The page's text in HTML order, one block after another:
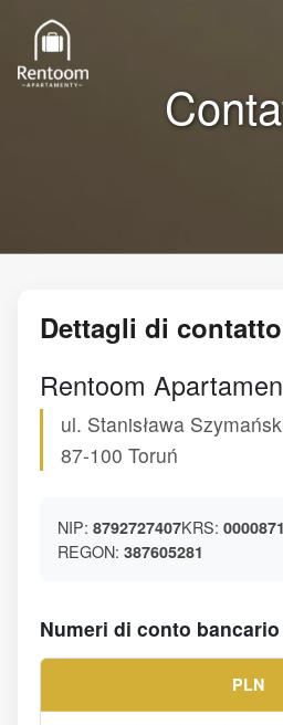
Dettagli di contatto
Rentoom
ul. Stanisława
87-100 Toruń
NIP: 8792727407KRS:
REGON: 387605281
Numeri di conto bancario
PLN